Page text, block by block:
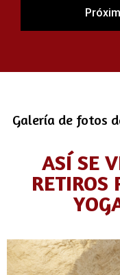
Galería de fotos
ASÍ SE
RETIROS